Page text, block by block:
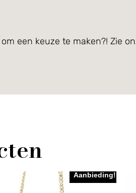
een keuze te maken?! Zie
Aanbieding!